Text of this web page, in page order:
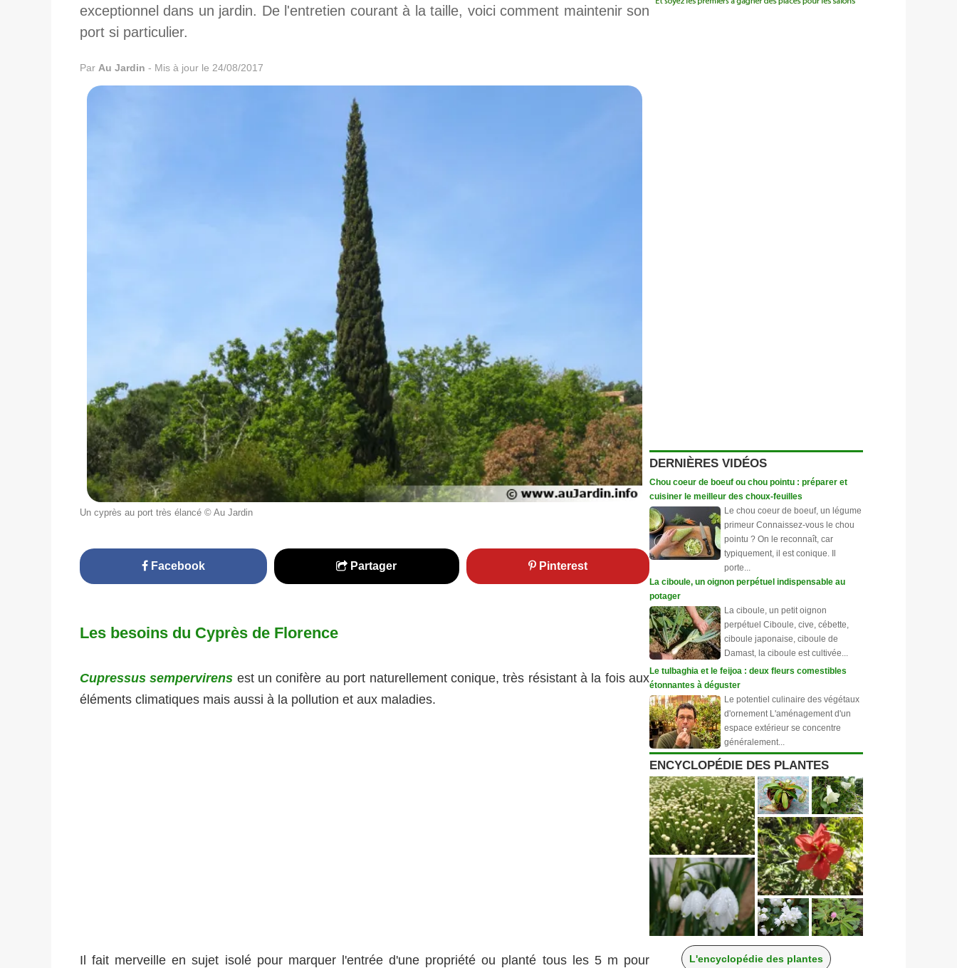
exceptionnel dans un jardin. De l'entretien courant à la taille, voici comment maintenir son
port si particulier.
Par Au Jardin - Mis à jour le 24/08/2017
Un cyprès au port très élancé © Au Jardin
Facebook Partager Pinterest
Les besoins du Cyprès de Florence
Cupressus sempervirens est un conifère au port naturellement conique, très résistant à la fois aux
éléments climatiques mais aussi à la pollution et aux maladies.
Il fait merveille en sujet isolé pour marquer l'entrée d'une propriété ou planté tous les 5 m pour
DERNIÈRES VIDÉOS
Chou coeur de boeuf ou chou pointu : préparer et
cuisiner le meilleur des choux-feuilles
Le chou coeur de boeuf, un légume
primeur Connaissez-vous le chou
pointu ? On le reconnaît, car
typiquement, il est conique. Il
porte...
La ciboule, un oignon perpétuel indispensable au
potager
La ciboule, un petit oignon
perpétuel Ciboule, cive, cébette,
ciboule japonaise, ciboule de
Damast, la ciboule est cultivée...
Le tulbaghia et le feijoa : deux fleurs comestibles
étonnantes à déguster
Le potentiel culinaire des végétaux
d'ornement L'aménagement d'un
espace extérieur se concentre
généralement...
ENCYCLOPÉDIE DES PLANTES
L'encyclopédie des plantes